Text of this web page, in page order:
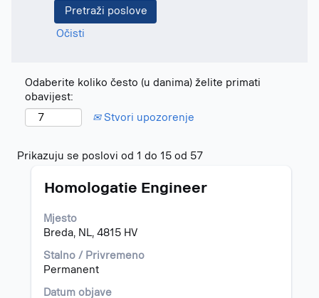
Očisti
Odaberite koliko često (u danima) želite primati
obavijest:
Stvori upozorenje
Prikazuju se poslovi od 1 do 15 od 57Rezultati
za
Naziv
Homologatie Engineer
Mjesto
Breda, NL, 4815 HV
Stalno / Privremeno
Permanent
Datum objave
Odaberite
razmaknicom
kako
biste
prikazali
čitav
sadržaj